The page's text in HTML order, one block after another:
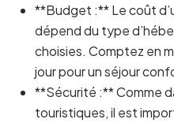
**Budget :** Le coût
dépend du type
choisies. Comptez en
jour pour un séjour
**Sécurité :** Comme
touristiques, il est